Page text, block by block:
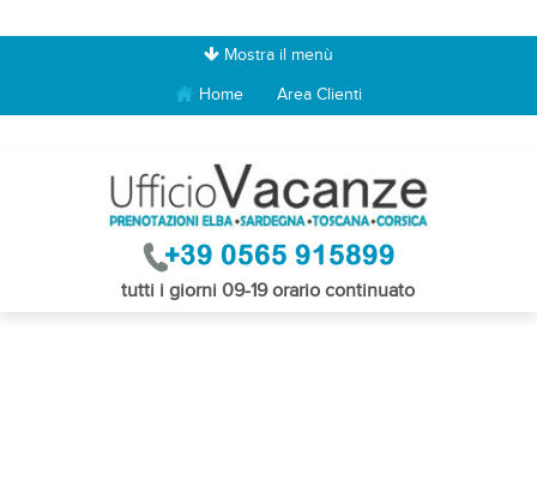
Mostra il menù
Home Area Clienti
tutti i giorni 09-19 orario continuato